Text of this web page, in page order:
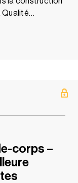
Qualité…
corps –